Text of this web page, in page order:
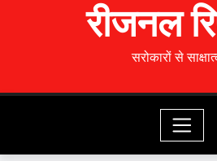
रीजनल
सरोकारों से